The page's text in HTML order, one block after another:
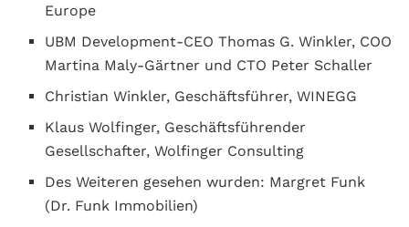
Europe
UBM Development-CEO Thomas G. Winkler, COO
Martina Maly-Gärtner und CTO Peter Schaller
Christian Winkler, Geschäftsführer, WINEGG
Klaus Wolfinger, Geschäftsführender
Gesellschafter, Wolfinger Consulting
Des Weiteren gesehen wurden: Margret Funk
(Dr. Funk Immobilien)